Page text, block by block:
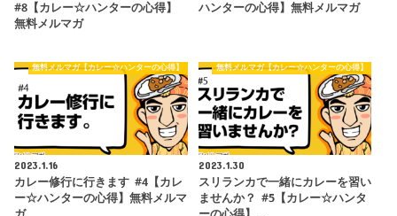
#8【カレー☆ハンターの心得】
無料メルマガ
ハンターの心得】無料メルマガ
無料メルマガ【カレー☆ハンターの心得】
2023.1.16
カレー修行に行きます #4【カレ
ー☆ハンターの心得】無料メルマ
無料メルマガ【カレー☆ハンターの心得】
2023.1.30
スリランカで一緒にカレーを習い
ませんか？ #5【カレー☆ハンタ